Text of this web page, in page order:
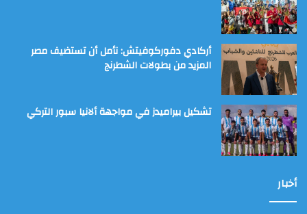
أركادي دفوركوفيتش: نأمل أن تستضيف مصر
المزيد من بطولات الشطرنج
تشكيل بيراميدز في مواجهة ألانيا سبور التركي
أخبار